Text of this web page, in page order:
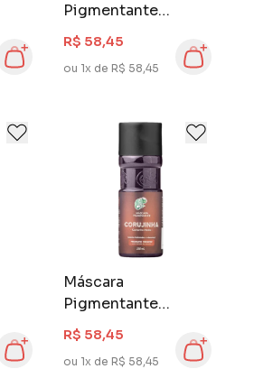
Pigmentante
Kamaleão 100 ml
Capivara
R$ 58,45
ou 1x de R$ 58,45
Máscara
Pigmentante
Kamaleão 100 ml
Corujinha
R$ 58,45
ou 1x de R$ 58,45